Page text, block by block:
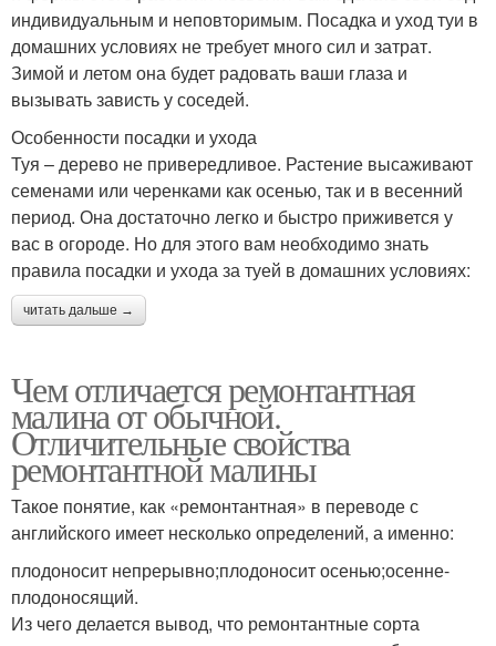
индивидуальным и неповторимым. Посадка и уход туи в
домашних условиях не требует много сил и затрат.
Зимой и летом она будет радовать ваши глаза и
вызывать зависть у соседей.
Особенности посадки и ухода
Туя – дерево не привередливое. Растение высаживают
семенами или черенками как осенью, так и в весенний
период. Она достаточно легко и быстро приживется у
вас в огороде. Но для этого вам необходимо знать
правила посадки и ухода за туей в домашних условиях:
читать дальше →
Чем отличается ремонтантная
малина от обычной.
Отличительные свойства
ремонтантной малины
Такое понятие, как «ремонтантная» в переводе с
английского имеет несколько определений, а именно:
плодоносит непрерывно;плодоносит осенью;осенне-
плодоносящий.
Из чего делается вывод, что ремонтантные сорта